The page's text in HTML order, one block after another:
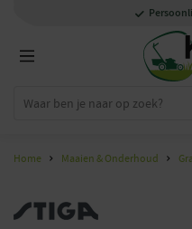
Specialisten
1000m2
Home Maaien & Onderhoud